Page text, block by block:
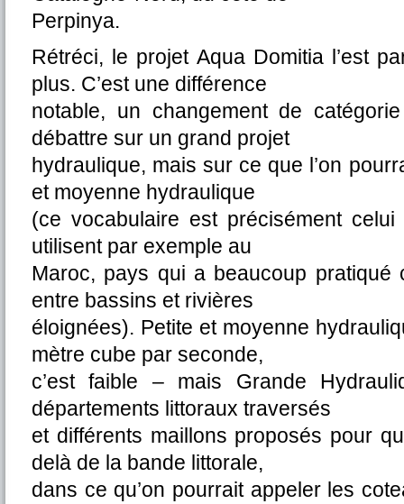
Perpinya.
Rétréci, le projet Aqua Domitia l’est
plus. C’est une différence
notable, un changement de
débattre sur un grand projet
hydraulique, mais sur ce que l’on
et moyenne hydraulique
(ce vocabulaire est précisément
utilisent par exemple au
Maroc, pays qui a beaucoup pratiqué
entre bassins et rivières
éloignées). Petite et moyenne
mètre cube par seconde,
c’est faible – mais Grande
départements littoraux traversés
et différents maillons proposés pour
delà de la bande littorale,
dans ce qu’on pourrait appeler les